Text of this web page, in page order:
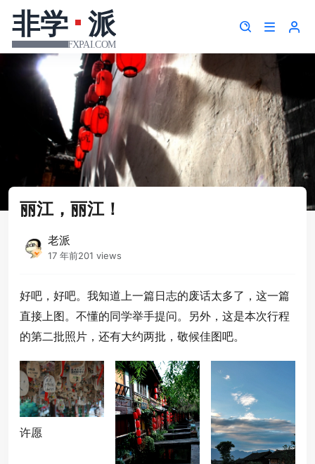
丽江，丽江！
老派
17 年前201 views
好吧，好吧。我知道上一篇日志的废话太多了，这一篇
直接上图。不懂的同学举手提问。另外，这是本次行程
的第二批照片，还有大约两批，敬候佳图吧。
许愿